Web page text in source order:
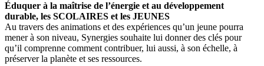
Éduquer à la maîtrise de l’énergie et au développement
durable, les SCOLAIRES et les JEUNES
Au travers des animations et des expériences qu’un jeune pourra
mener à son niveau, Synergies souhaite lui donner des clés pour
qu’il comprenne comment contribuer, lui aussi, à son échelle, à
préserver la planète et ses ressources.